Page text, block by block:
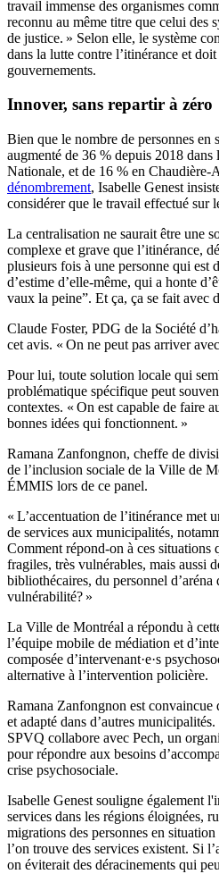
travail immense des organismes
reconnu au même titre que celui des
de justice. » Selon elle, le système
dans la lutte contre l’itinérance et
gouvernements.
Innover, sans repartir à zéro
Bien que le nombre de personnes en
augmenté de 36 % depuis 2018
Nationale, et de 16 % en Chaudière-
dénombrement, Isabelle Genest
considérer que le travail effectué sur
La centralisation ne saurait être une
complexe et grave que l’itinérance,
plusieurs fois à une personne qui est
d’estime d’elle-même, qui a honte
vaux la peine”. Et ça, ça se fait avec
Claude Foster, PDG de la Société
cet avis. « On ne peut pas arriver
Pour lui, toute solution locale qui
problématique spécifique peut
contextes. « On est capable de faire
bonnes idées qui fonctionnent. »
Ramana Zanfongnon, cheffe de
de l’inclusion sociale de la Ville de
ÉMMIS lors de ce panel.
« L’accentuation de l’itinérance met
de services aux municipalités,
Comment répond-on à ces situations
fragiles, très vulnérables, mais aussi
bibliothécaires, du personnel
vulnérabilité? »
La Ville de Montréal a répondu à
l’équipe mobile de médiation et
composée d’intervenant·e·s
alternative à l’intervention policière.
Ramana Zanfongnon est convaincue
et adapté dans d’autres
SPVQ collabore avec Pech, un
pour répondre aux besoins
crise psychosociale.
Isabelle Genest souligne également
services dans les régions éloignées,
migrations des personnes en
l’on trouve des services existent. Si
on éviterait des déracinements qui